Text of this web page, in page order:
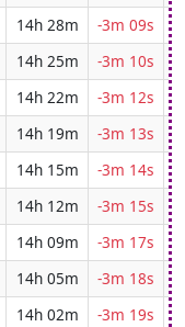
14h 28m
-3m 09s
14h 25m
-3m 10s
14h 22m
-3m 12s
14h 19m
-3m 13s
14h 15m
-3m 14s
14h 12m
-3m 15s
14h 09m
-3m 17s
14h 05m
-3m 18s
14h 02m
-3m 19s